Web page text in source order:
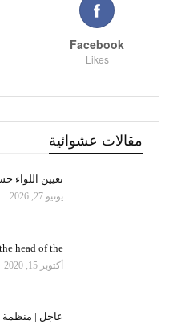
Facebook
Likes
مقالات عشوائية
تعيين اللواء
يونيو 27, 2026
head of the…
أكتوبر 15, 2020
عاجل | منظمة